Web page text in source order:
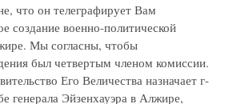
что он телеграфирует Вам
создание военно-политической
Мы согласны, чтобы
был четвертым членом комиссии.
Его Величества назначает г-
генерала Эйзенхауэра в Алжире,